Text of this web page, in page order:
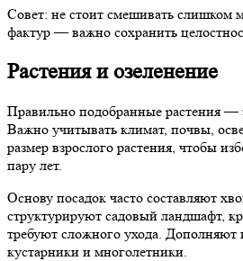
Совет: не стоит смешивать слишком
фактур — важно сохранить
Растения и озеленение
Правильно подобранные растения —
Важно учитывать климат, почвы,
размер взрослого растения, чтобы
пару лет.
Основу посадок часто составляют
структурируют садовый ландшафт,
требуют сложного ухода. Дополняют
кустарники и многолетники.